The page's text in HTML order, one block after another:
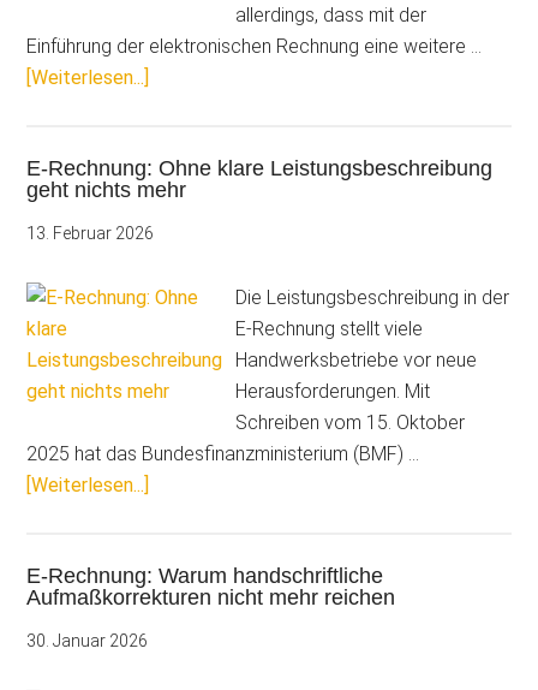
allerdings, dass mit der
Einführung der elektronischen Rechnung eine weitere …
[Weiterlesen...]
Prüfpflicht
–
und
Betriebe
einfach
erfüllen
E-Rechnung: Ohne klare Leistungsbeschreibung
geht nichts mehr
13. Februar 2026
Die Leistungsbeschreibung in der
E-Rechnung stellt viele
Handwerksbetriebe vor neue
Herausforderungen. Mit
Schreiben vom 15. Oktober
2025 hat das Bundesfinanzministerium (BMF) …
[Weiterlesen...]
klare
Leistungsbeschreibung
E-Rechnung: Warum handschriftliche
Aufmaßkorrekturen nicht mehr reichen
30. Januar 2026